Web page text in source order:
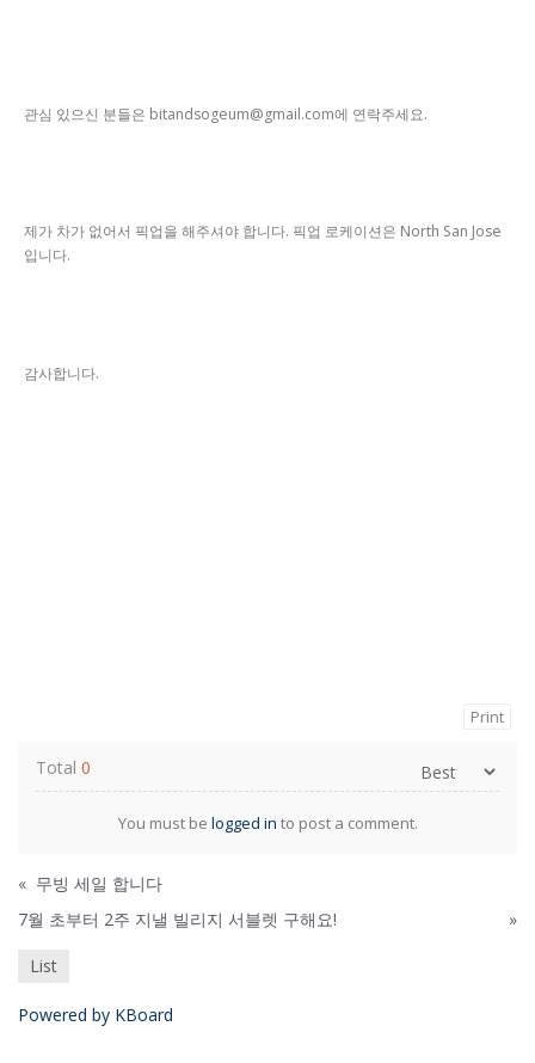
관심 있으신 분들은 bitandsogeum@gmail.com에 연락주세요.
제가 차가 없어서 픽업을 해주셔야 합니다. 픽업 로케이션은 North San Jose
입니다.
감사합니다.
Print
Total 0
You must be logged in to post a comment.
« 무빙 세일 합니다
7월 초부터 2주 지낼 빌리지 서블렛 구해요!
»
List
Powered by KBoard